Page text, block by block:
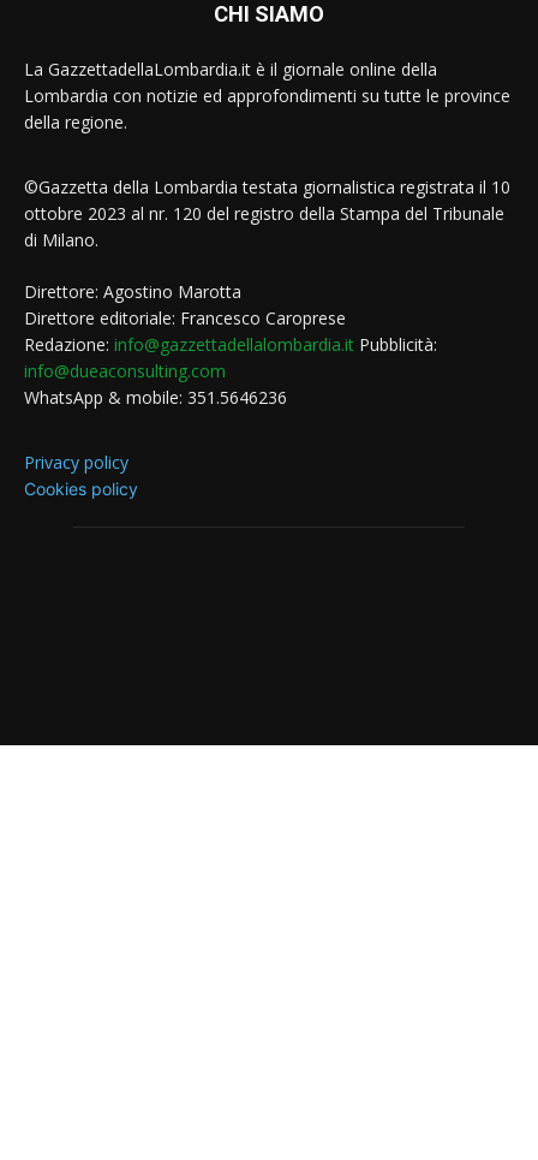
CHI SIAMO
La GazzettadellaLombardia.it è il giornale online della
Lombardia con notizie ed approfondimenti su tutte le province
della regione.
©Gazzetta della Lombardia testata giornalistica registrata il 10
ottobre 2023 al nr. 120 del registro della Stampa del Tribunale
di Milano.
Direttore: Agostino Marotta
Direttore editoriale: Francesco Caroprese
Redazione: info@gazzettadellalombardia.it Pubblicità:
info@dueaconsulting.com
WhatsApp & mobile: 351.5646236
Privacy policy
Cookies policy